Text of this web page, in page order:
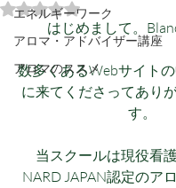
エネルギーワーク
アロマ・アドバイザー講座
アロマのススメ
5つ星のうちNaNと評価
はじめまして。
数多くあるWebサイト
に来てくださってあり
す。
当スクールは現役看
NARD JAPAN認定のア